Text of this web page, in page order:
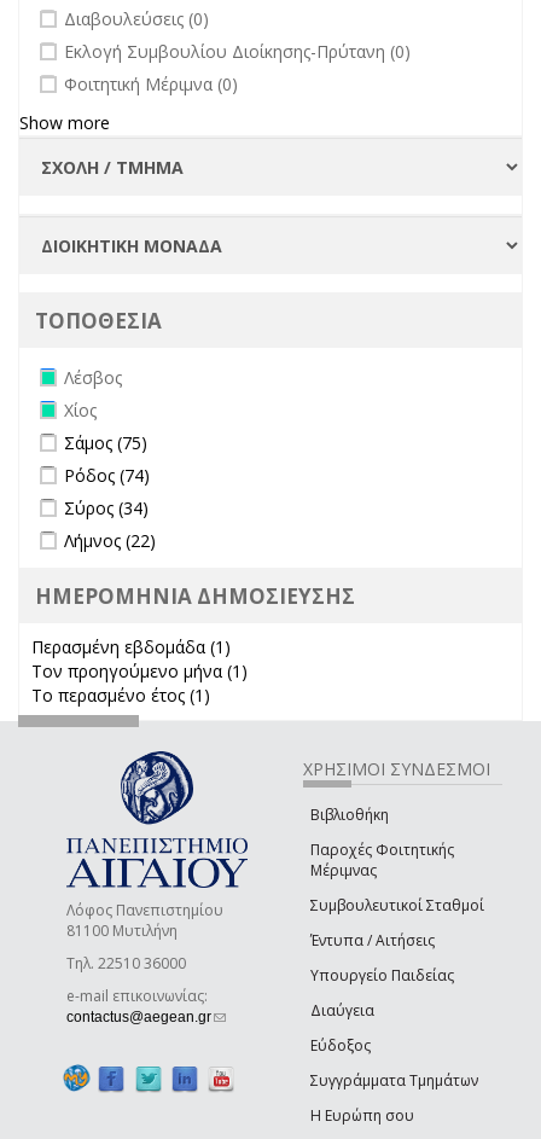
undefined
Διαβουλεύσεις (0)
undefined
Εκλογή Συμβουλίου Διοίκησης-Πρύτανη (0)
undefined
Φοιτητική Μέριμνα (0)
Show more
ΤΟΠΟΘΕΣΙΑ
Remove Λέσβος filter
Λέσβος
Remove Χίος filter
Χίος
Apply Σάμος filter
Σάμος (75)
Apply Ρόδος filter
Ρόδος (74)
Apply Σύρος filter
Σύρος (34)
Apply Λήμνος filter
Λήμνος (22)
ΗΜΕΡΟΜΗΝΙΑ ΔΗΜΟΣΙΕΥΣΗΣ
Περασμένη εβδομάδα (1)
Τον προηγούμενο μήνα (1)
Το περασμένο έτος (1)
Λόφος Πανεπιστημίου
81100 Μυτιλήνη
Τηλ. 22510 36000
e-mail επικοινωνίας:
contactus@aegean.gr(link sends e-mail)
ΧΡΗΣΙΜΟΙ ΣΥΝΔΕΣΜΟΙ
Βιβλιοθήκη
Παροχές Φοιτητικής
Μέριμνας
Συμβουλευτικοί Σταθμοί
Έντυπα / Αιτήσεις
Υπουργείο Παιδείας
Διαύγεια
Εύδοξος
Συγγράμματα Τμημάτων
Η Ευρώπη σου